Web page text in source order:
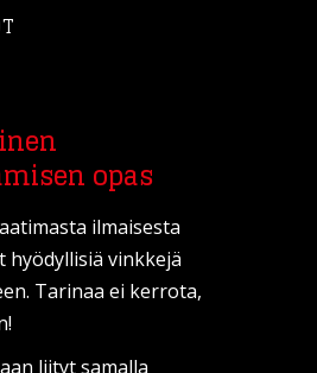
opas
ilmaisesta
hyödyllisiä vinkkejä
Tarinaa ei kerrota,
liityt samalla